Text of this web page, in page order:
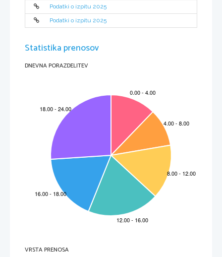
Podatki o izpitu 2025
Podatki o izpitu 2025
Statistika prenosov
DNEVNA PORAZDELITEV
VRSTA PRENOSA